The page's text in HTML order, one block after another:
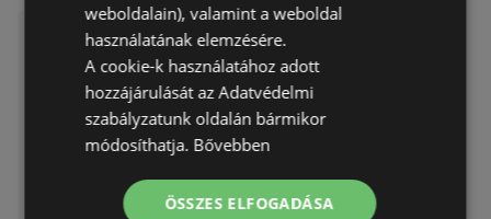
Family Frost újság érvényessé
ge 2025.12.21-ig
Akciós újság már nem érvényes
Lejárat dátuma:
weboldalain), valamint a weboldal
használatának elemzésére.
A cookie-k használatához adott
hozzájárulását az Adatvédelmi
szabályzatunk oldalán bármikor
módosíthatja. Bővebben
ÖSSZES ELFOGADÁSA